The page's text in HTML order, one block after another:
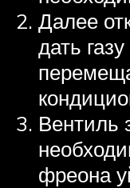
Далее
дать
Вентиль
фреона